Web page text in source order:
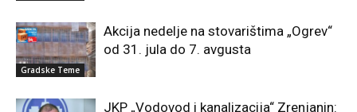
Gradske Teme
Akcija nedelje na stovarištima „Ogrev“
od 31. jula do 7. avgusta
JKP „Vodovod i kanalizacija“ Zrenjanin: